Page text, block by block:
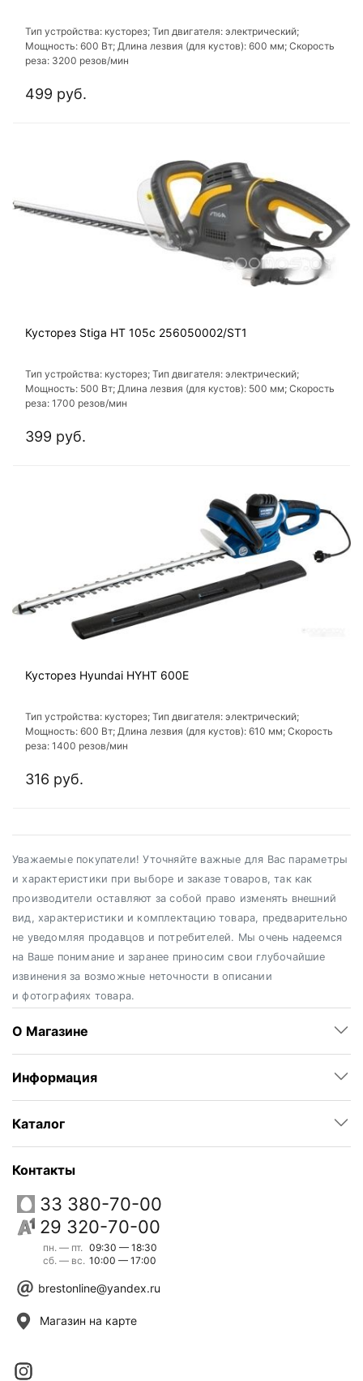
Тип устройства: кусторез; Тип двигателя: электрический;
Мощность: 600 Вт; Длина лезвия (для кустов): 600 мм; Скорость
реза: 3200 резов/мин
499 руб.
Кусторез Stiga HT 105c 256050002/ST1
Тип устройства: кусторез; Тип двигателя: электрический;
Мощность: 500 Вт; Длина лезвия (для кустов): 500 мм; Скорость
реза: 1700 резов/мин
399 руб.
Кусторез Hyundai HYHT 600E
Тип устройства: кусторез; Тип двигателя: электрический;
Мощность: 600 Вт; Длина лезвия (для кустов): 610 мм; Скорость
реза: 1400 резов/мин
316 руб.
Уважаемые покупатели! Уточняйте важные для Вас параметры
и характеристики при выборе и заказе товаров, так как
производители оставляют за собой право изменять внешний
вид, характеристики и комплектацию товара, предварительно
не уведомляя продавцов и потребителей. Мы очень надеемся
на Ваше понимание и заранее приносим свои глубочайшие
извинения за возможные неточности в описании
и фотографиях товара.
О Магазине
Информация
Каталог
Контакты
33 380-70-00
29 320-70-00
пн. — пт.
сб. — вс.
09:30 — 18:30
10:00 — 17:00
brestonline@yandex.ru
Магазин на карте